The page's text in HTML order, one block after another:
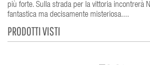
più forte. Sulla strada per la vittoria incontrerà
fantastica ma decisamente misteriosa....
PRODOTTI VISTI